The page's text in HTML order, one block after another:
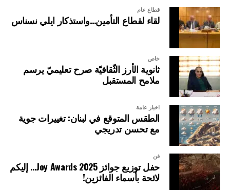
قطاع عام
لقاء لقطاع التأمين…واستذكار ايلي نسناس
خاص
ثانوية الأرز الثّقافيّة صرح تعليميّ يرسم
ملامح المستقبل
أخبار عامة
الطقس المتوقع في لبنان: تغييرات جوية
مع تحسن تدريجي
فن
حفل توزيع جوائز Joy Awards 2025… إليكم
لائحة بأسماء الفائزين!